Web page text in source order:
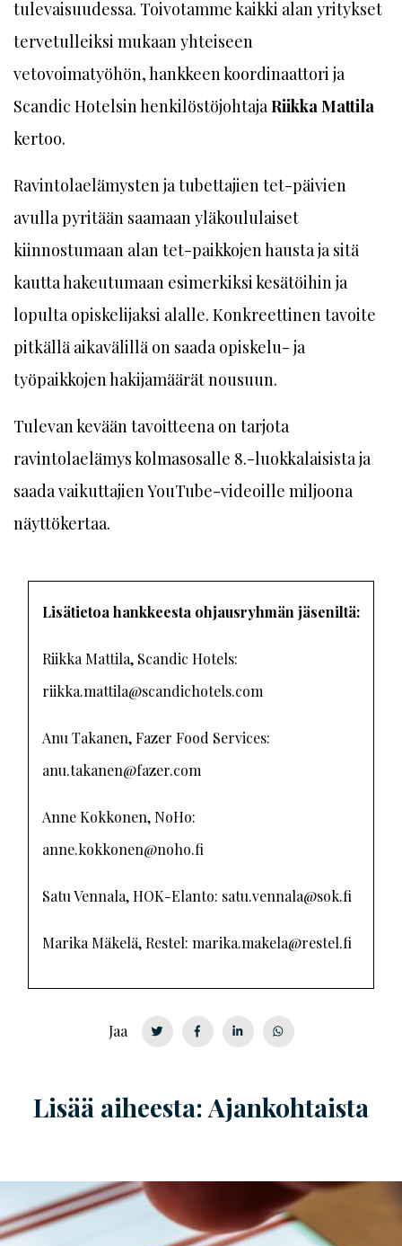
tulevaisuudessa. Toivotamme kaikki alan yritykset
tervetulleiksi mukaan yhteiseen
vetovoimatyöhön, hankkeen koordinaattori ja
Scandic Hotelsin henkilöstöjohtaja Riikka Mattila
kertoo.
Ravintolaelämysten ja tubettajien tet-päivien
avulla pyritään saamaan yläkoululaiset
kiinnostumaan alan tet-paikkojen hausta ja sitä
kautta hakeutumaan esimerkiksi kesätöihin ja
lopulta opiskelijaksi alalle. Konkreettinen tavoite
pitkällä aikavälillä on saada opiskelu- ja
työpaikkojen hakijamäärät nousuun.
Tulevan kevään tavoitteena on tarjota
ravintolaelämys kolmasosalle 8.-luokkalaisista ja
saada vaikuttajien YouTube-videoille miljoona
näyttökertaa.
Lisätietoa hankkeesta ohjausryhmän jäseniltä:
Riikka Mattila, Scandic Hotels:
riikka.mattila@scandichotels.com
Anu Takanen, Fazer Food Services:
anu.takanen@fazer.com
Anne Kokkonen, NoHo:
anne.kokkonen@noho.fi
Satu Vennala, HOK-Elanto: satu.vennala@sok.fi
Marika Mäkelä, Restel: marika.makela@restel.fi
Jaa
Lisää aiheesta: Ajankohtaista